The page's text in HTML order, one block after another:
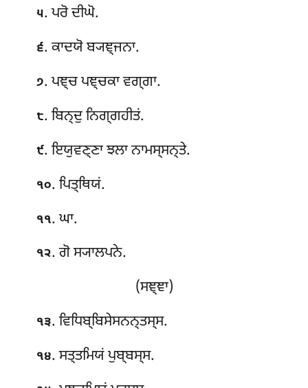
੫. ਪਰੋ ਦੀਘੋ.
੬. ਕਾਦਯੋ ਬ੍ਯਞ੍ਜਨਾ.
੭. ਪਞ੍ਚ ਪਞ੍ਚਕਾ ਵਗ੍ਗਾ.
੮. ਬਿਨ੍ਦੁ ਨਿਗ੍ਗਹੀਤਂ.
੯. ਇਯੁਵਣ੍ਣਾ ਝਲਾ ਨਾਮਸ੍ਸਨ੍ਤੇ.
੧੦. ਪਿਤ੍ਥਿਯਂ.
੧੧. ਘਾ.
੧੨. ਗੋ ਸ੍ਯਾਲਪਨੇ.
(ਸਞ੍ਞਾ)
੧੩. ਵਿਧਿਬ੍ਬਿਸੇਸਨਨ੍ਤਸ੍ਸ.
੧੪. ਸਤ੍ਤਮਿਯਂ ਪੁਬ੍ਬਸ੍ਸ.